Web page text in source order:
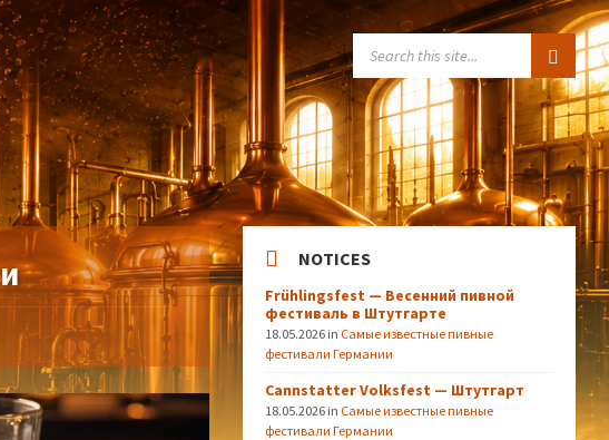
NOTICES
Frühlingsfest — Весенний пивной
фестиваль в Штутгарте
18.05.2026 in Самые известные пивные
фестивали Германии
Cannstatter Volksfest — Штутгарт
18.05.2026 in Самые известные пивные
фестивали Германии